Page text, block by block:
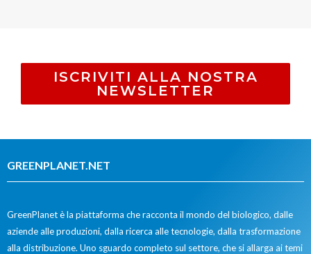
ISCRIVITI ALLA NOSTRA
NEWSLETTER
GREENPLANET.NET
GreenPlanet è la piattaforma che racconta il mondo del biologico, dalle
aziende alle produzioni, dalla ricerca alle tecnologie, dalla trasformazione
alla distribuzione. Uno sguardo completo sul settore, che si allarga ai temi